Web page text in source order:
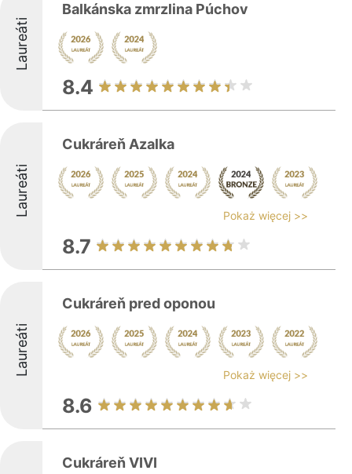
Laureáti
Balkánska zmrzlina Púchov
8.4
Laureáti
Cukráreň Azalka
Pokaż więcej >>
8.7
Laureáti
Cukráreň pred oponou
Pokaż więcej >>
8.6
Cukráreň VIVI